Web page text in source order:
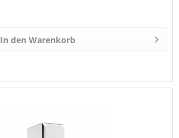
In den Warenkorb